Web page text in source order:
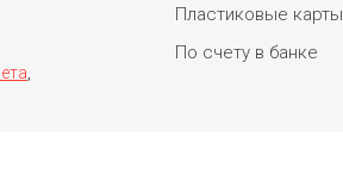
Пластиковые карты
По счету в банке